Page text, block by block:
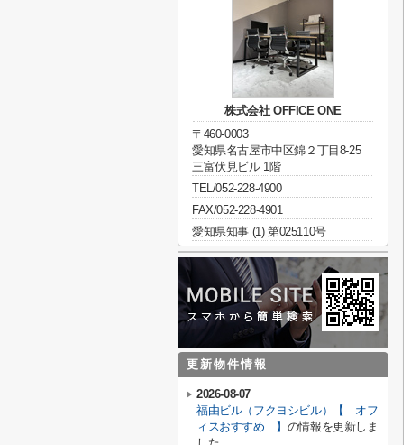
株式会社 OFFICE ONE
〒460-0003
愛知県名古屋市中区錦２丁目8-25
三富伏見ビル 1階
TEL/052-228-4900
FAX/052-228-4901
愛知県知事 (1) 第025110号
更新物件情報
2026-08-07
福由ビル（フクヨシビル）【 オフ
ィスおすすめ 】 の情報を更新しま